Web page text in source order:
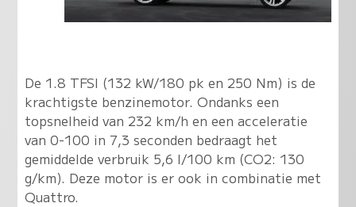
De 1.8 TFSI (132 kW/180 pk en 250 Nm) is de
krachtigste benzinemotor. Ondanks een
topsnelheid van 232 km/h en een acceleratie
van 0-100 in 7,3 seconden bedraagt het
gemiddelde verbruik 5,6 l/100 km (CO2: 130
g/km). Deze motor is er ook in combinatie met
Quattro.